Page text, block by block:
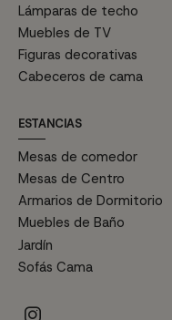
Lámparas de techo
Muebles de TV
Figuras decorativas
Cabeceros de cama
ESTANCIAS
Mesas de comedor
Mesas de Centro
Armarios de Dormitorio
Muebles de Baño
Jardín
Sofás Cama